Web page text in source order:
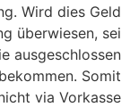
Wird dies Geld
überwiesen, sei
ausgeschlossen
Somit
via Vorkasse